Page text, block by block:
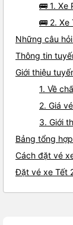
🚌 1. Xe
🚌 2. Xe
Những câu
Thông tin
Giới thiệu
1. Về
2. Giá
3. Giới
Bảng tổng
Cách đặt vé
Đặt vé xe Tết